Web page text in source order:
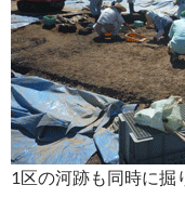
1区の河跡も同時に掘